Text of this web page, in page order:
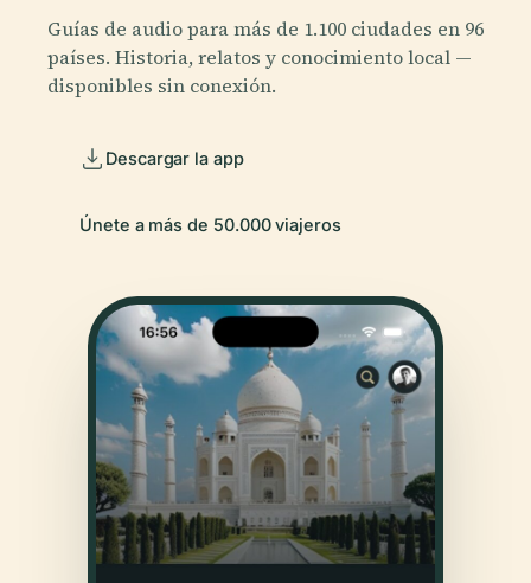
Guías de audio para más de 1.100 ciudades en 96
países. Historia, relatos y conocimiento local —
disponibles sin conexión.
Descargar la app
Únete a más de 50.000 viajeros